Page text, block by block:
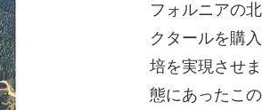
フォルニアの
クタールを購
培を実現させ
態にあったこ